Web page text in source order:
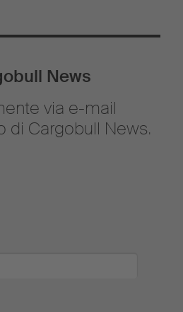
News
via e-mail
di Cargobull News.